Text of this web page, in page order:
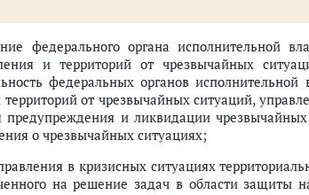
чрезвычайных ситуаций
федерального органа исполнительной
и территорий от чрезвычайных
федеральных органов исполнительной
от чрезвычайных ситуаций,
и ликвидации чрезвычайных
о чрезвычайных ситуациях;
в кризисных ситуациях
на решение задач в области защиты